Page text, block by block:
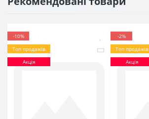
-10%
Топ продажів
Акція
-2%
Топ продажів
Акція